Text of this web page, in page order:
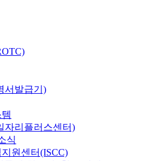
서발급기)
자리플러스센터)
식
원센터(ISCC)